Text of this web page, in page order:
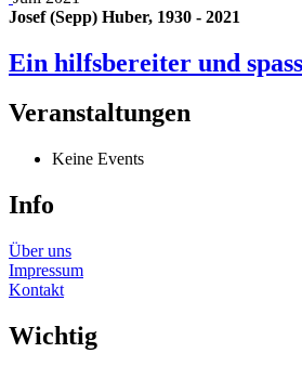
Josef (Sepp) Huber, 1930 - 2021
Ein hilfsbereiter und
Veranstaltungen
Keine Events
Info
Über uns
Impressum
Kontakt
Wichtig